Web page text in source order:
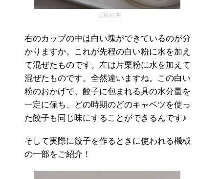
実験結果
右のカップの中は白い塊ができているのが分
かりますか。これが先程の白い粉に水を加え
て混ぜたものです。左は片栗粉に水を加えて
混ぜたものです。全然違いますね。この白い
粉のおかげで、餃子に包まれる具の水分量を
一定に保ち、どの時期のどのキャベツを使っ
た餃子も同じ味にすることができるんです♪
そして実際に餃子を作るときに使われる機械
の一部をご紹介！